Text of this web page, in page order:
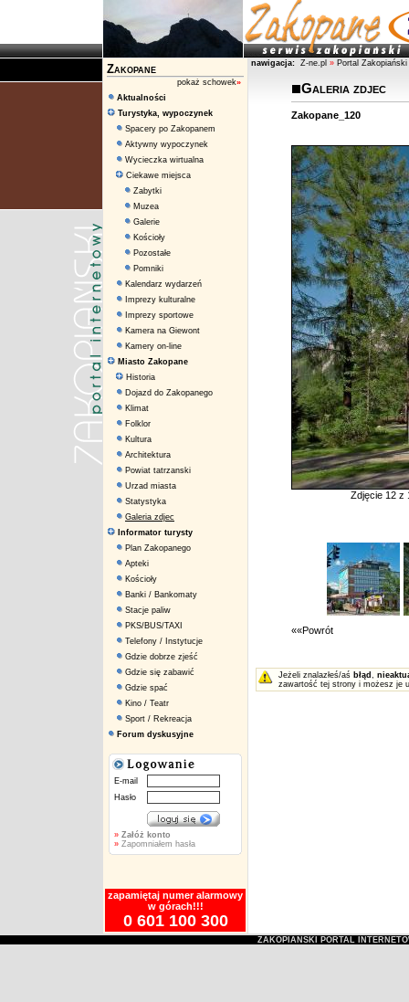
Zakopane
pokaż schowek»
Aktualności
Turystyka, wypoczynek
Spacery po Zakopanem
Aktywny wypoczynek
Wycieczka wirtualna
Ciekawe miejsca
Zabytki
Muzea
Galerie
Kościoły
Pozostałe
Pomniki
Kalendarz wydarzeń
Imprezy kulturalne
Imprezy sportowe
Kamera na Giewont
Kamery on-line
Miasto Zakopane
Historia
Dojazd do Zakopanego
Klimat
Folklor
Kultura
Architektura
Powiat tatrzanski
Urzad miasta
Statystyka
Galeria zdjec
Informator turysty
Plan Zakopanego
Apteki
Kościoły
Banki / Bankomaty
Stacje paliw
PKS/BUS/TAXI
Telefony / Instytucje
Gdzie dobrze zjeść
Gdzie się zabawić
Gdzie spać
Kino / Teatr
Sport / Rekreacja
Forum dyskusyjne
E-mail
Hasło
» Załóż konto
» Zapomniałem hasła
zapamiętaj numer alarmowy
w górach!!!
0 601 100 300
nawigacja: Z-ne.pl » Portal Zakopiański
Galeria zdjec
Zakopane_120
Zdjęcie 12
««Powrót
Jeżeli znalazłeś/aś błąd ,
zawartość tej strony i możesz je
ZAKOPIAŃSKI PORTAL